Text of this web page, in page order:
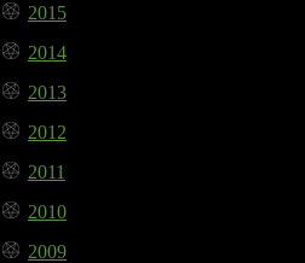
2015
2014
2013
2012
2011
2010
2009